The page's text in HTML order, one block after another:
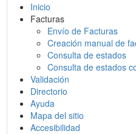
Inicio
Facturas
Envío de Facturas
Creación manual de
Consulta de estados
Consulta de estados
Validación
Directorio
Ayuda
Mapa del sitio
Accesibilidad